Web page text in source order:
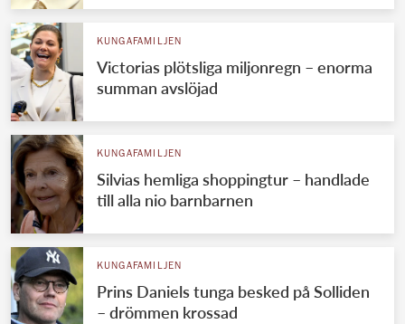
KUNGAFAMILJEN
Victorias plötsliga miljonregn – enorma
summan avslöjad
KUNGAFAMILJEN
Silvias hemliga shoppingtur – handlade
till alla nio barnbarnen
KUNGAFAMILJEN
Prins Daniels tunga besked på Solliden
– drömmen krossad